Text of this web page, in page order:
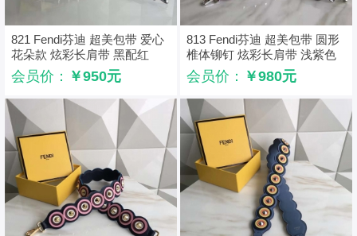
821 Fendi芬迪 超美包带 爱心
花朵款 炫彩长肩带 黑配红
会员价： ￥950元
813 Fendi芬迪 超美包带 圆形
椎体铆钉 炫彩长肩带 浅紫色
会员价： ￥980元